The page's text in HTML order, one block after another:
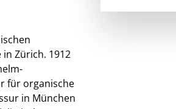
Zürich. 1912
für organische
in München